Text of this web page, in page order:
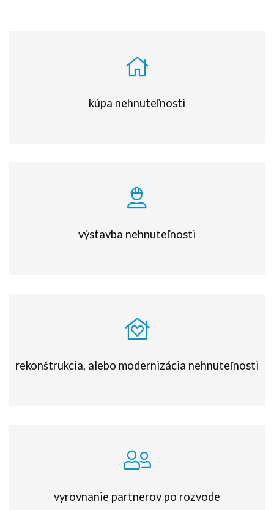
kúpa nehnuteľnosti
výstavba nehnuteľnosti
rekonštrukcia, alebo modernizácia nehnuteľnosti
vyrovnanie partnerov po rozvode